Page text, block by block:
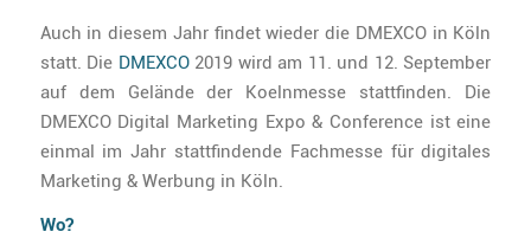
Auch in diesem Jahr findet wieder die DMEXCO in Köln
statt. Die DMEXCO2019 wird am 11. und 12. September
auf dem Gelände der Koelnmesse stattfinden. Die
DMEXCO Digital Marketing Expo & Conference ist eine
einmal im Jahr stattfindende Fachmesse für digitales
Marketing & Werbung in Köln.
Wo?